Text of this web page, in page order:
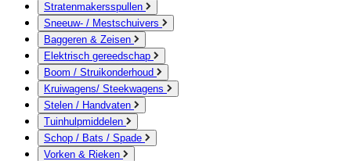
Stratenmakersspullen
Sneeuw- / Mestschuivers
Baggeren & Zeisen
Elektrisch gereedschap
Boom / Struikonderhoud
Kruiwagens/ Steekwagens
Stelen / Handvaten
Tuinhulpmiddelen
Schop / Bats / Spade
Vorken & Rieken